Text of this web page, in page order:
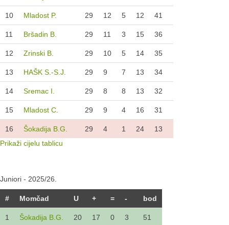
10 Mladost P. 29 12 5 12 41
11 Bršadin B. 29 11 3 15 36
12 Zrinski B. 29 10 5 14 35
13 HAŠK S.-S.J. 29 9 7 13 34
14 Sremac I. 29 8 8 13 32
15 Mladost C. 29 9 4 16 31
16 Šokadija B.G. 29 4 1 24
13
Prikaži cijelu tablicu
Juniori - 2025/26.
# Momčad U + = - bod
1 Šokadija B.G. 20 17 0 3 51